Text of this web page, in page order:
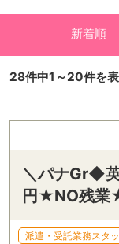
新着順
28件中1～20件を
＼パナGr◆
円★NO残業
派遣・受託業務スタ